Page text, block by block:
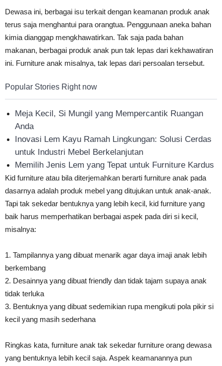
Dewasa ini, berbagai isu terkait dengan keamanan produk anak
terus saja menghantui para orangtua. Penggunaan aneka bahan
kimia dianggap mengkhawatirkan. Tak saja pada bahan
makanan, berbagai produk anak pun tak lepas dari kekhawatiran
ini. Furniture anak misalnya, tak lepas dari persoalan tersebut.
Popular Stories Right now
Meja Kecil, Si Mungil yang Mempercantik Ruangan
Anda
Inovasi Lem Kayu Ramah Lingkungan: Solusi Cerdas
untuk Industri Mebel Berkelanjutan
Memilih Jenis Lem yang Tepat untuk Furniture Kardus
Kid furniture atau bila diterjemahkan berarti furniture anak pada
dasarnya adalah produk mebel yang ditujukan untuk anak-anak.
Tapi tak sekedar bentuknya yang lebih kecil, kid furniture yang
baik harus memperhatikan berbagai aspek pada diri si kecil,
misalnya:
1. Tampilannya yang dibuat menarik agar daya imaji anak lebih
berkembang
2. Desainnya yang dibuat friendly dan tidak tajam supaya anak
tidak terluka
3. Bentuknya yang dibuat sedemikian rupa mengikuti pola pikir si
kecil yang masih sederhana
Ringkas kata, furniture anak tak sekedar furniture orang dewasa
yang bentuknya lebih kecil saja. Aspek keamanannya pun